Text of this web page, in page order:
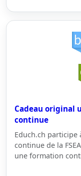
Cadeau original
continue
Educh.ch
continue de la
une formation